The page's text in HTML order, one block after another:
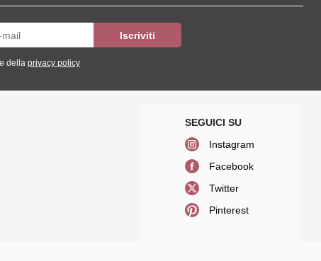
della privacy policy
Instagram
Facebook
Twitter
Pinterest